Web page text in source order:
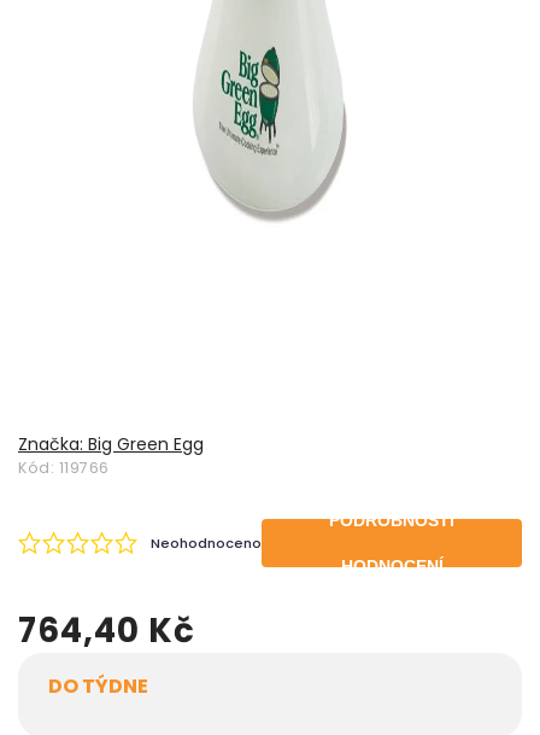
Značka: Big Green Egg
Kód: 119766
Neohodnoceno
PODROBNOSTI
HODNOCENÍ
764,40 Kč
DO TÝDNE